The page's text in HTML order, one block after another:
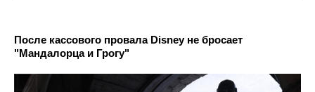
После кассового провала Disney не бросает
"Мандалорца и Грогу"